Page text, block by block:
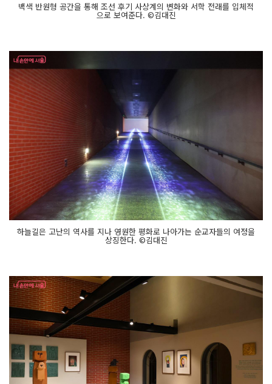
백색 반원형 공간을 통해 조선 후기 사상계의 변화와 서학 전래를 입체적
으로 보여준다. ©김대진
하늘길은 고난의 역사를 지나 영원한 평화로 나아가는 순교자들의 여정을
상징한다. ©김대진